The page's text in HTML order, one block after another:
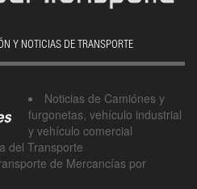
Y NOTICIAS DE TRANSPORTE
Noticias de Camiónes y
furgonetas, vehículo industrial
y vehículo comercial
del Transporte
de Mercancías por